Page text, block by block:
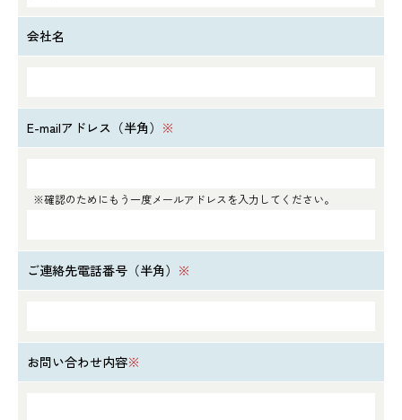
会社名
E-mailアドレス（半角） ※
※確認のためにもう一度メールアドレスを入力してください。
ご連絡先電話番号（半角） ※
お問い合わせ内容※